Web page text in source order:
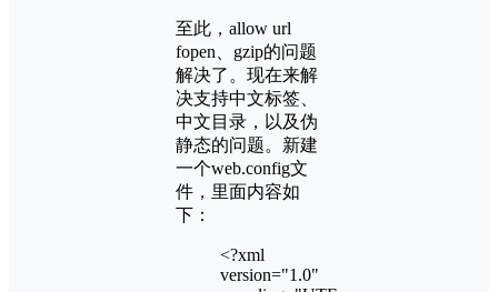
至此，allow url
fopen、gzip的问题
解决了。现在来解
决支持中文标签、
中文目录，以及伪
静态的问题。新建
一个web.config文
件，里面内容如
下：
<?xml
version="1.0"